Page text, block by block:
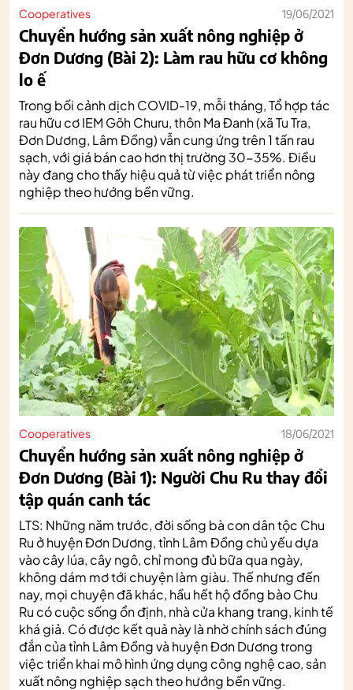
Cooperatives 19/06/2021
Chuyển hướng sản xuất nông nghiệp ở
Đơn Dương (Bài 2): Làm rau hữu cơ không
lo ế
Trong bối cảnh dịch COVID-19, mỗi tháng, Tổ hợp tác
rau hữu cơ IEM Gõh Churu, thôn Ma Đanh (xã Tu Tra,
Đơn Dương, Lâm Đồng) vẫn cung ứng trên 1 tấn rau
sạch, với giá bán cao hơn thị trường 30-35%. Điều
này đang cho thấy hiệu quả từ việc phát triển nông
nghiệp theo hướng bền vững.
Cooperatives 18/06/2021
Chuyển hướng sản xuất nông nghiệp ở
Đơn Dương (Bài 1): Người Chu Ru thay đổi
tập quán canh tác
LTS: Những năm trước, đời sống bà con dân tộc Chu
Ru ở huyện Đơn Dương, tỉnh Lâm Đồng chủ yếu dựa
vào cây lúa, cây ngô, chỉ mong đủ bữa qua ngày,
không dám mơ tới chuyện làm giàu. Thế nhưng đến
nay, mọi chuyện đã khác, hầu hết hộ đồng bào Chu
Ru có cuộc sống ổn định, nhà cửa khang trang, kinh tế
khá giả. Có được kết quả này là nhờ chính sách đúng
đắn của tỉnh Lâm Đồng và huyện Đơn Dương trong
việc triển khai mô hình ứng dụng công nghệ cao, sản
xuất nông nghiệp sạch theo hướng bền vững.